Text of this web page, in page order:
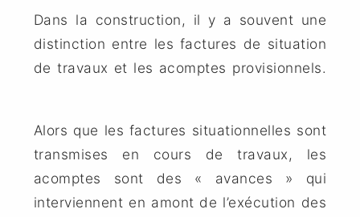
Dans la construction, il y a souvent une
distinction entre les factures de situation
de travaux et les acomptes provisionnels.
Alors que les factures situationnelles sont
transmises en cours de travaux, les
acomptes sont des « avances » qui
interviennent en amont de l’exécution des